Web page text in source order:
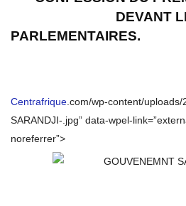
DEVANT
PARLEMENTAIRES.
Centrafrique.com/wp-content/uploads/
SARANDJI-.jpg” data-wpel-
noreferrer”>